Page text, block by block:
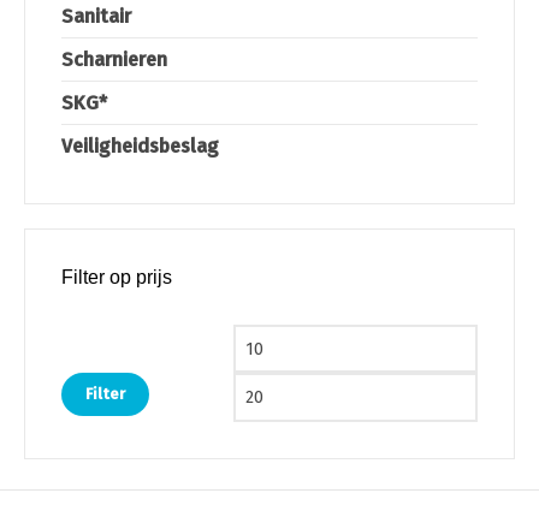
Sanitair
Scharnieren
SKG*
Veiligheidsbeslag
Filter op prijs
Min. prijs
Filter